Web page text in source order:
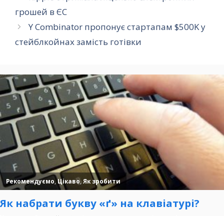
грошей в ЄС
Y Combinator пропонує стартапам $500K у
стейблкойнах замість готівки